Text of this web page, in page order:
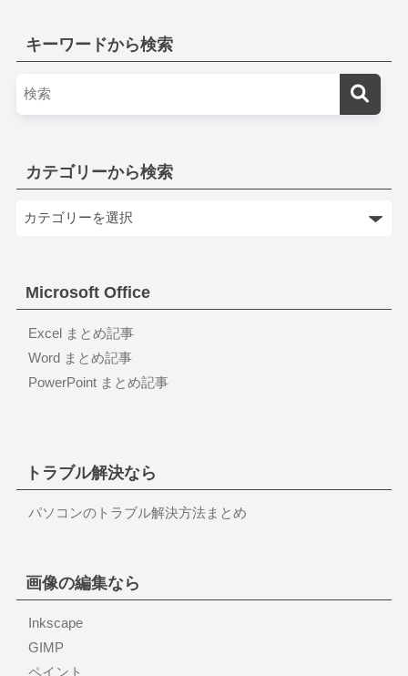
キーワードから検索
カテゴリーから検索
Microsoft Office
Excel まとめ記事
Word まとめ記事
PowerPoint まとめ記事
トラブル解決なら
パソコンのトラブル解決方法まとめ
画像の編集なら
Inkscape
GIMP
ペイント